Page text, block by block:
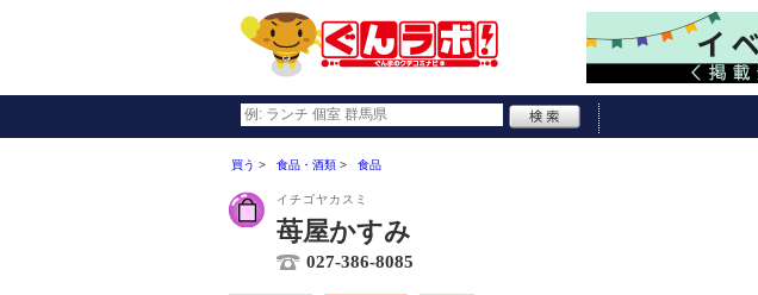
買う 食品・酒類 食品
イチゴヤカスミ
苺屋かすみ
027-386-8085